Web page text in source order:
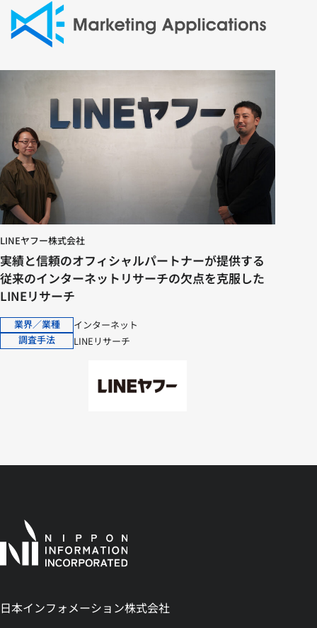
LINEヤフー株式会社
実績と信頼のオフィシャルパートナーが提供する
従来のインターネットリサーチの欠点を克服した
LINEリサーチ
業界／業種
インターネット
調査手法
LINEリサーチ
日本インフォメーション株式会社